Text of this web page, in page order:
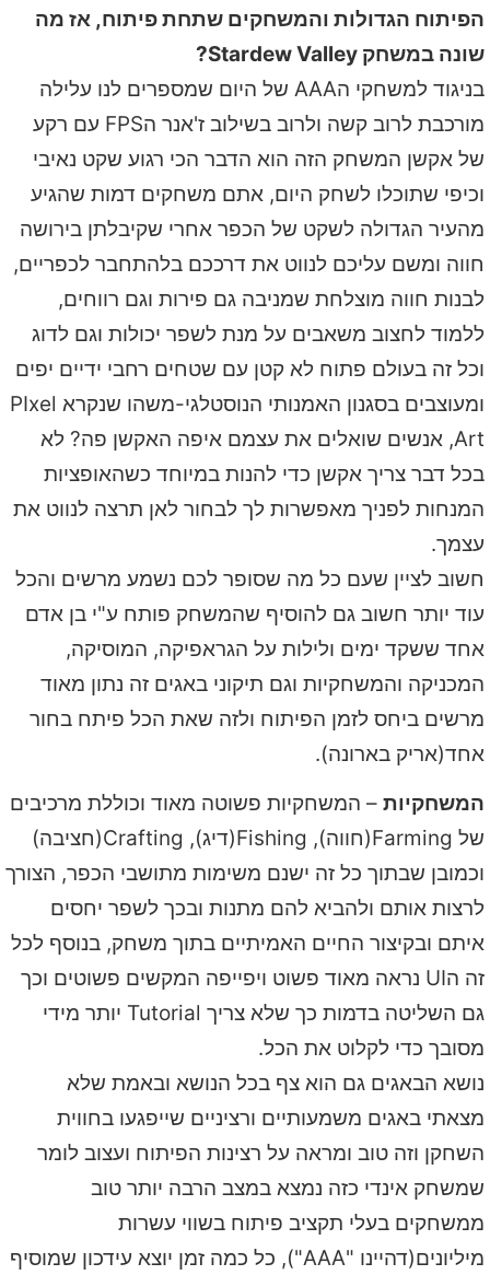
הפיתוח הגדולות והמשחקים שתחת פיתוח, אז מה
שונה במשחק Stardew Valley?
בניגוד למשחקי הAAA של היום שמספרים לנו עלילה
מורכבת לרוב קשה ולרוב בשילוב ז'אנר הFPS עם רקע
של אקשן המשחק הזה הוא הדבר הכי רגוע שקט נאיבי
וכיפי שתוכלו לשחק היום, אתם משחקים דמות שהגיע
מהעיר הגדולה לשקט של הכפר אחרי שקיבלתן בירושה
חווה ומשם עליכם לנווט את דרככם בלהתחבר לכפריים,
לבנות חווה מוצלחת שמניבה גם פירות וגם רווחים,
ללמוד לחצוב משאבים על מנת לשפר יכולות וגם לדוג
וכל זה בעולם פתוח לא קטן עם שטחים רחבי ידיים יפים
ומעוצבים בסגנון האמנותי הנוסטלגי-משהו שנקרא PIxel
Art, אנשים שואלים את עצמם איפה האקשן פה? לא
בכל דבר צריך אקשן כדי להנות במיוחד כשהאופציות
המנחות לפניך מאפשרות לך לבחור לאן תרצה לנווט את
עצמך.
חשוב לציין שעם כל מה שסופר לכם נשמע מרשים והכל
עוד יותר חשוב גם להוסיף שהמשחק פותח ע"י בן אדם
אחד ששקד ימים ולילות על הגראפיקה, המוסיקה,
המכניקה והמשחקיות וגם תיקוני באגים זה נתון מאוד
מרשים ביחס לזמן הפיתוח ולזה שאת הכל פיתח בחור
אחד(אריק בארונה).
המשחקיות – המשחקיות פשוטה מאוד וכוללת מרכיבים
של Farming(חווה), Fishing(דיג), Crafting(חציבה)
וכמובן שבתוך כל זה ישנם משימות מתושבי הכפר, הצורך
לרצות אותם ולהביא להם מתנות ובכך לשפר יחסים
איתם ובקיצור החיים האמיתיים בתוך משחק, בנוסף לכל
זה הUI נראה מאוד פשוט ויפייפה המקשים פשוטים וכך
גם השליטה בדמות כך שלא צריך Tutorial יותר מידי
מסובך כדי לקלוט את הכל.
נושא הבאגים גם הוא צף בכל הנושא ובאמת שלא
מצאתי באגים משמעותיים ורציניים שייפגעו בחווית
השחקן וזה טוב ומראה על רצינות הפיתוח ועצוב לומר
שמשחק אינדי כזה נמצא במצב הרבה יותר טוב
ממשחקים בעלי תקציב פיתוח בשווי עשרות
מיליונים(דהיינו "AAA"), כל כמה זמן יוצא עידכון שמוסיף